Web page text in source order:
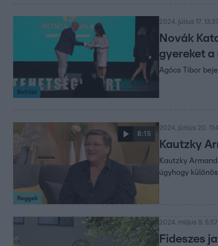
Belföld
2024. július 17.
Novák
gyereket
Agócs Tibor
8:15
Reggeli
2024. június 20.
Kautzky
Kautzky
úgyhogy
2024. május 9. 5:57
Fideszes